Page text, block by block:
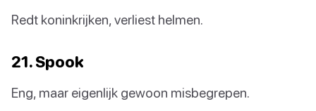
Redt koninkrijken, verliest helmen.
21. Spook
Eng, maar eigenlijk gewoon misbegrepen.